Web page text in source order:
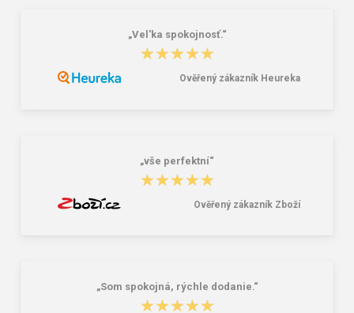
„Vel'ka spokojnosť.“
★★★★★
★★★★★
Ověřený zákazník Heureka
„vše perfektní“
★★★★★
★★★★★
Ověřený zákazník Zboží
„Som spokojná, rýchle dodanie.“
★★★★★
★★★★★